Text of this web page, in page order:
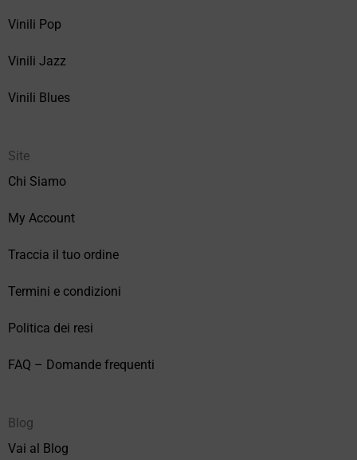
Vinili Pop
Vinili Jazz
Vinili Blues
Site
Chi Siamo
My Account
Traccia il tuo ordine
Termini e condizioni
Politica dei resi
FAQ – Domande frequenti
Blog
Vai al Blog